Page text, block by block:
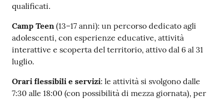
qualificati.
Camp Teen (13–17 anni): un percorso dedicato agli
adolescenti, con esperienze educative, attività
interattive e scoperta del territorio, attivo dal 6 al 31
luglio.
Orari flessibili e servizi: le attività si svolgono dalle
7:30 alle 18:00 (con possibilità di mezza giornata), per